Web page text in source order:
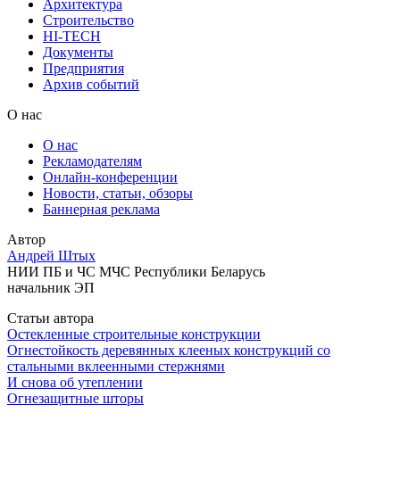
Архитектура
Строительство
HI-TECH
Документы
Предприятия
Архив событий
О нас
О нас
Рекламодателям
Онлайн-конференции
Новости, статьи, обзоры
Баннерная реклама
Автор
Андрей Штых
НИИ ПБ и ЧС МЧС Республики Беларусь
начальник ЭП
Статьи автора
Остекленные строительные конструкции
Огнестойкость деревянных клееных конструкций со
стальными вклеенными стержнями
И снова об утеплении
Огнезащитные шторы